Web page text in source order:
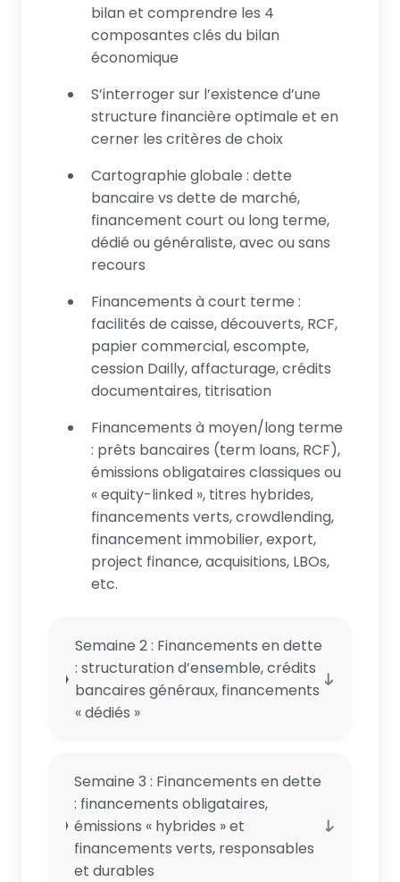
bilan et comprendre les 4
composantes clés du bilan
économique
S’interroger sur l’existence d’une
structure financière optimale et en
cerner les critères de choix
Cartographie globale : dette
bancaire vs dette de marché,
financement court ou long terme,
dédié ou généraliste, avec ou sans
recours
Financements à court terme :
facilités de caisse, découverts, RCF,
papier commercial, escompte,
cession Dailly, affacturage, crédits
documentaires, titrisation
Financements à moyen/long terme
: prêts bancaires (term loans, RCF),
émissions obligataires classiques ou
« equity-linked », titres hybrides,
financements verts, crowdlending,
financement immobilier, export,
project finance, acquisitions, LBOs,
etc.
Semaine 2 : Financements en dette
: structuration d’ensemble, crédits
bancaires généraux, financements
« dédiés »
Semaine 3 : Financements en dette
: financements obligataires,
émissions « hybrides » et
financements verts, responsables
et durables